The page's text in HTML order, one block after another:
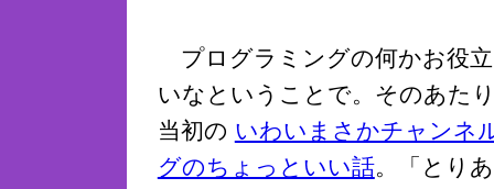
プログラミングの何かお役
いなということで。そのあた
当初の いわいまさかチャンネ
グのちょっといい話。「とり